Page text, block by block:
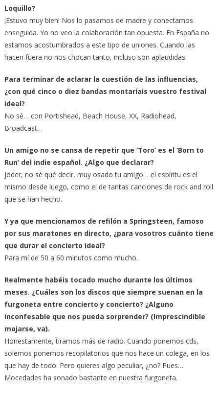
Loquillo?
¡Estuvo muy bien! Nos lo pasamos de madre y conectamos
enseguida. Yo no veo la colaboración tan opuesta. En España no
estamos acostumbrados a este tipo de uniones. Cuando las
hacen fuera no nos chocan tanto, incluso son aplaudidas.
Para terminar de aclarar la cuestión de las influencias,
¿con qué cinco o diez bandas montaríais vuestro festival
ideal?
No sé… con Portishead, Beach House, XX, Radiohead,
Broadcast…
Un amigo no se cansa de repetir que ‘Toro’ es el ‘Born to
Run’ del indie español. ¿Algo que declarar?
Joder, no sé qué decir, muy osado tu amigo… el espíritu es el
mismo desde luego, como el de tantas canciones de rock and roll
que se han hecho.
Y ya que mencionamos de refilón a Springsteen, famoso
por sus maratones en directo, ¿para vosotros cuánto tiene
que durar el concierto ideal?
Para mí de 50 a 60 minutos como mucho.
Realmente habéis tocado mucho durante los últimos
meses. ¿Cuáles son los discos que siempre suenan en la
furgoneta entre concierto y concierto? ¿Alguno
inconfesable que nos pueda sorprender? (Imprescindible
mojarse, va).
Honestamente, tiramos más de radio. Cuando ponemos cds,
solemos ponernos recopilatorios que nos hace un colega, en los
que hay de todo. Pero quieres algo peculiar, ¿no? Pues…
Mocedades ha sonado bastante en nuestra furgoneta.